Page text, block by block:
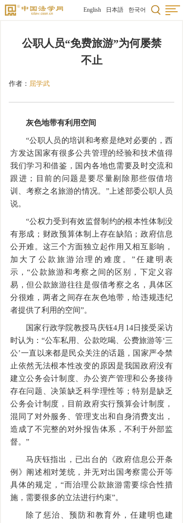
English 日本語 한국어
公职人员“免费旅游”为何屡禁
不止
作者： 屈学武
灰色地带有利用空间
“公职人员的培训和考察是绝对必要的，西
方发达国家有很多公共管理的经验和技术值得
我们学习和借鉴，国内各地也需要及时交流和
跟进；目前的问题是要尽量剔除那些假借培
训、考察之名旅游的情况。”上述部委公职人员
说。
“公权力受到有效监督制约的根本性体制没
有形成；财政预算体制上存在缺陷；政府信息
公开难。这三个方面独立起作用又相互影响，
加大了公款旅游治理的难度。”任建明表
示，“公款旅游和考察之间的区别，下定义容
易，但公款旅游往往是假借考察之名，具体区
分很难，两者之间存在灰色地带，给违规违纪
者提供了利用的空间”。
国家行政学院教授马庆钰4月14日接受采访
时认为：“公车私用、公款吃喝、公费旅游等‘三
公’一直以来都是民众关注的话题，国家严令禁
止依然无法根本性改变的原因是我国政府没有
建立公务会计制度、办公资产管理和公务接待
存在问题、决策缺乏科学理性等；特别是缺乏
公务会计制度，目前政府实行预算会计制度，
混同了对外服务、管理支出和自身消费支出，
造成了不完整的对外报告体系，不利于外部监
督。”
马庆钰指出，已出台的《政府信息公开条
例》阐述相对笼统，并无对出国考察需公开等
具体的规定，“而治理公款旅游需要综合性措
施，需要很多的立法进行约束”。
除了惩治、预防和教育外，任建明也建